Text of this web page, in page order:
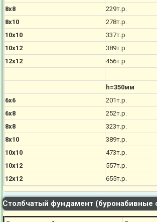
8х8
229т.р.
8х10
278т.р.
10х10
337т.р.
10х12
389т.р.
12х12
456т.р.
h=350мм
6х6
201т.р.
6х8
252т.р.
8х8
323т.р.
8х10
389т.р.
10х10
473т.р.
10х12
557т.р.
12х12
655т.р.
Столбчатый фундамент (буронабивные